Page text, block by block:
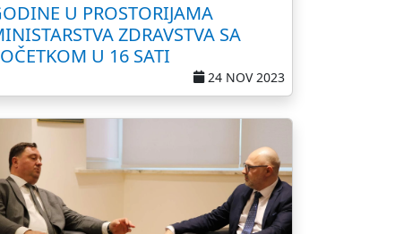
U PROSTORIJAMA
ZDRAVSTVA SA
U 16 SATI
24 NOV 2023